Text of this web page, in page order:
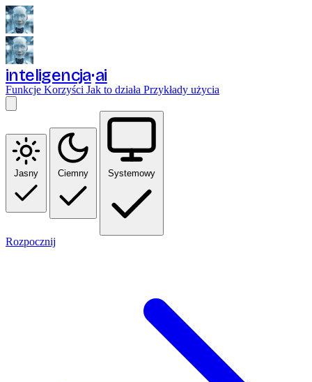
inteligencja ai
Funkcje Korzyści Jak to działa Przykłady użycia
Jasny Ciemny Systemowy
Rozpocznij